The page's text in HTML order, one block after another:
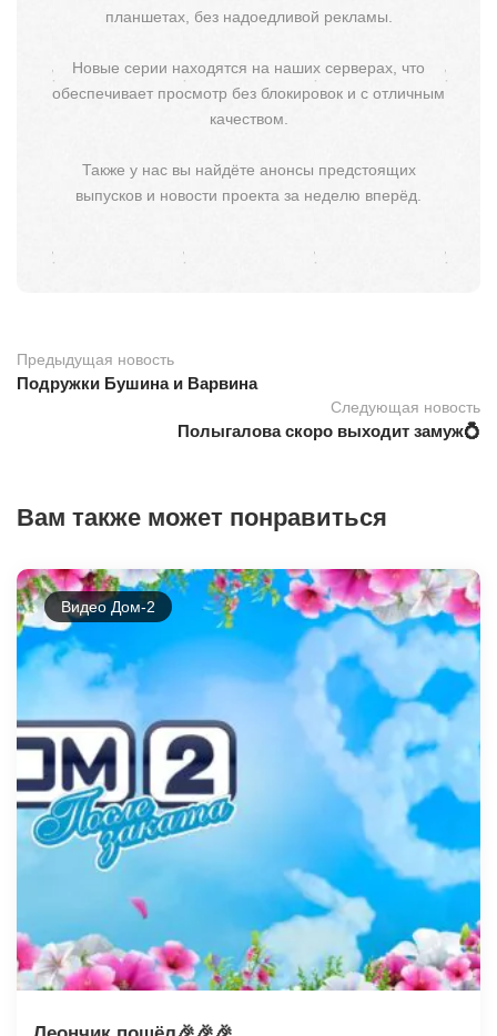
планшетах, без надоедливой рекламы.
Новые серии находятся на наших серверах, что
обеспечивает просмотр без блокировок и с отличным
качеством.
Также у нас вы найдёте анонсы предстоящих
выпусков и новости проекта за неделю вперёд.
Предыдущая новость
Подружки Бушина и Варвина
Следующая новость
Полыгалова скоро выходит замуж💍
Вам также может понравиться
Видео Дом-2